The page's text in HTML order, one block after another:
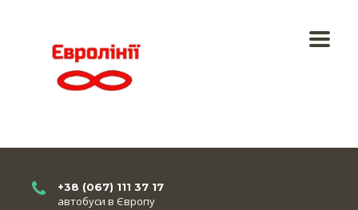
+38 (067) 111 37 17
автобуси в Європу